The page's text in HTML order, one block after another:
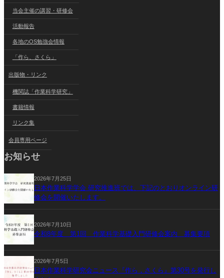
当会主催の講習・研修会
活動報告
各地のOS勉強会情報
「作ら、さくら」
出版物・リンク
機関誌「作業科学研究」
書籍情報
リンク集
会員専用ページ
お知らせ
2026年7月25日
日本作業科学学会 研究推進班では、下記のとおりオンライン研
修会を開催いたします。
2026年7月10日
令和8年度 第1回 作業科学基礎入門研修会案内 募集要項
2026年7月5日
日本作業科学研究会ニュース『作ら，さくら』第30号を発行し